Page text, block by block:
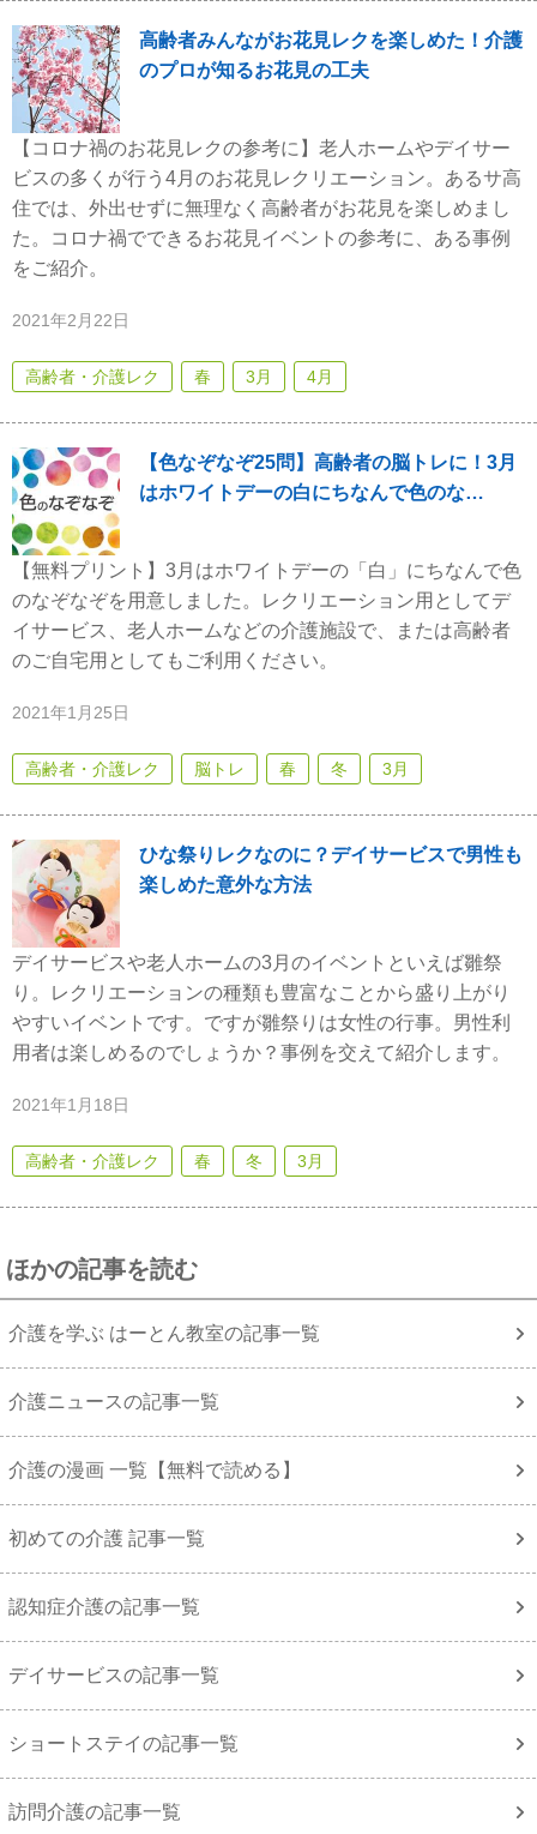
高齢者みんながお花見レクを楽しめた！介護
のプロが知るお花見の工夫
【コロナ禍のお花見レクの参考に】老人ホームやデイサー
ビスの多くが行う4月のお花見レクリエーション。あるサ高
住では、外出せずに無理なく高齢者がお花見を楽しめまし
た。コロナ禍でできるお花見イベントの参考に、ある事例
をご紹介。
2021年2月22日
高齢者・介護レク 春 3月 4月
【色なぞなぞ25問】高齢者の脳トレに！3月
はホワイトデーの白にちなんで色のな…
【無料プリント】3月はホワイトデーの「白」にちなんで色
のなぞなぞを用意しました。レクリエーション用としてデ
イサービス、老人ホームなどの介護施設で、または高齢者
のご自宅用としてもご利用ください。
2021年1月25日
高齢者・介護レク 脳トレ 春 冬 3月
ひな祭りレクなのに？デイサービスで男性も
楽しめた意外な方法
デイサービスや老人ホームの3月のイベントといえば雛祭
り。レクリエーションの種類も豊富なことから盛り上がり
やすいイベントです。ですが雛祭りは女性の行事。男性利
用者は楽しめるのでしょうか？事例を交えて紹介します。
2021年1月18日
高齢者・介護レク 春 冬 3月
ほかの記事を読む
介護を学ぶ はーとん教室の記事一覧
介護ニュースの記事一覧
介護の漫画 一覧【無料で読める】
初めての介護 記事一覧
認知症介護の記事一覧
デイサービスの記事一覧
ショートステイの記事一覧
訪問介護の記事一覧